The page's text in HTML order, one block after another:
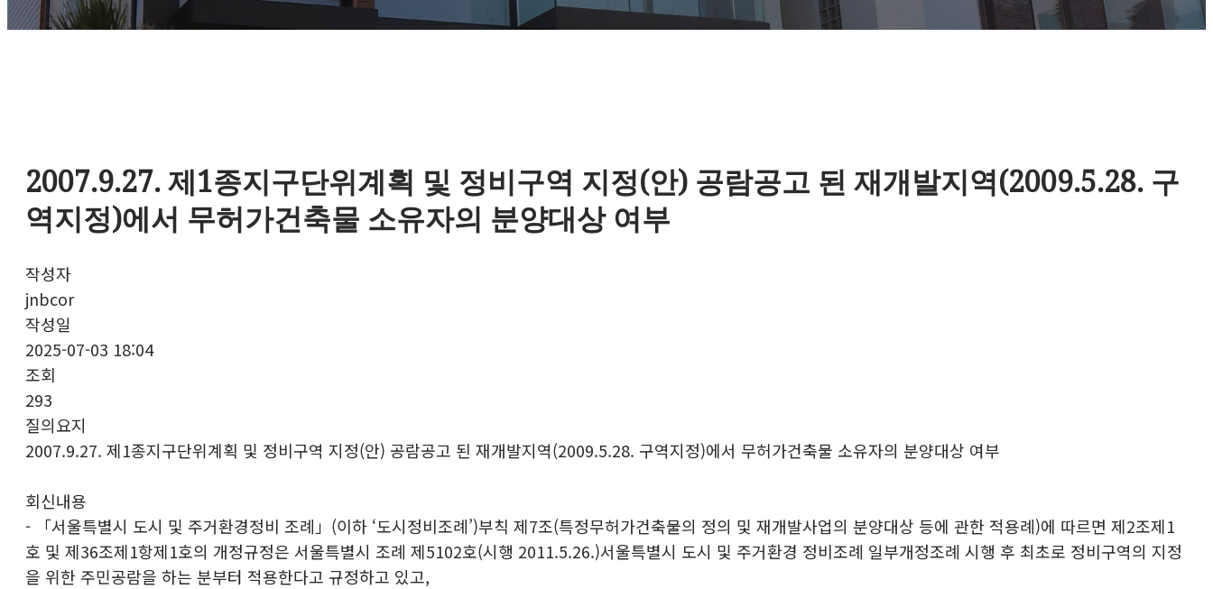
2007.9.27. 제1종지구단위계획 및 정비구역 지정(안) 공람공고 된 재개발지역(2009.5.28. 구
역지정)에서 무허가건축물 소유자의 분양대상 여부
작성자
jnbcor
작성일
2025-07-03 18:04
조회
293
질의요지
2007.9.27. 제1종지구단위계획 및 정비구역 지정(안) 공람공고 된 재개발지역(2009.5.28. 구역지정)에서 무허가건축물 소유자의 분양대상 여부
회신내용
- 「서울특별시 도시 및 주거환경정비 조례」(이하 ‘도시정비조례’)부칙 제7조(특정무허가건축물의 정의 및 재개발사업의 분양대상 등에 관한 적용례)에 따르면 제2조제1
호 및 제36조제1항제1호의 개정규정은 서울특별시 조례 제5102호(시행 2011.5.26.)서울특별시 도시 및 주거환경 정비조례 일부개정조례 시행 후 최초로 정비구역의 지정
을 위한 주민공람을 하는 분부터 적용한다고 규정하고 있고,